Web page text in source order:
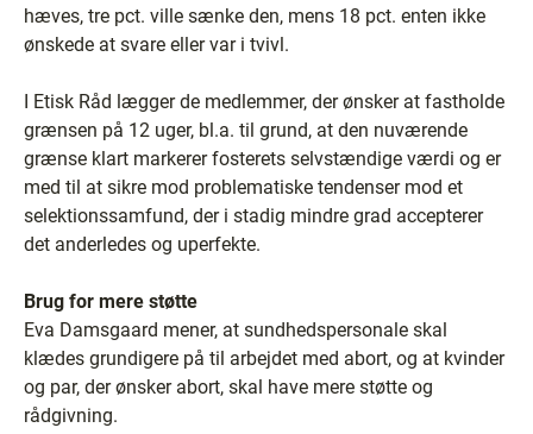
hæves, tre pct. ville sænke den, mens 18 pct. enten ikke
ønskede at svare eller var i tvivl.
I Etisk Råd lægger de medlemmer, der ønsker at fastholde
grænsen på 12 uger, bl.a. til grund, at den nuværende
grænse klart markerer fosterets selvstændige værdi og er
med til at sikre mod problematiske tendenser mod et
selektionssamfund, der i stadig mindre grad accepterer
det anderledes og uperfekte.
Brug for mere støtte
Eva Damsgaard mener, at sundhedspersonale skal
klædes grundigere på til arbejdet med abort, og at kvinder
og par, der ønsker abort, skal have mere støtte og
rådgivning.